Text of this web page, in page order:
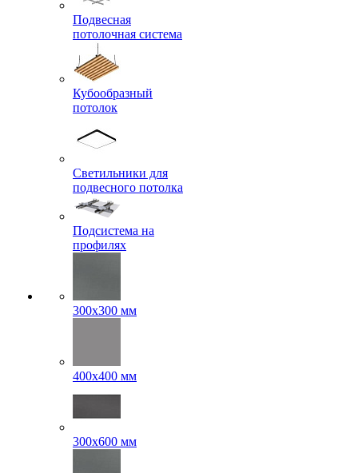
Подвесная
потолочная система
Кубообразный
потолок
Светильники для
подвесного потолка
Подсистема на
профилях
300x300 мм
400х400 мм
300x600 мм